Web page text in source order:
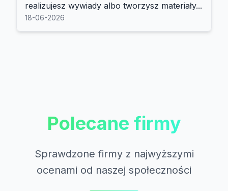
realizujesz wywiady albo tworzysz materiały...
18-06-2026
Polecane firmy
Sprawdzone firmy z najwyższymi
ocenami od naszej społeczności